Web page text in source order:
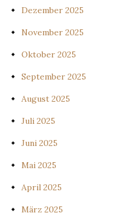
Dezember 2025
November 2025
Oktober 2025
September 2025
August 2025
Juli 2025
Juni 2025
Mai 2025
April 2025
März 2025